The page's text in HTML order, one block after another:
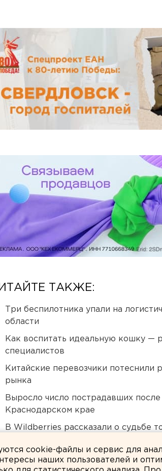
ТАКЖЕ:
Три беспилотника упали на
области
Как воспитать идеальную кошку —
специалистов
Китайские перевозчики потеснили
рынка
Выросло число пострадавших
Краснодарском крае
В Wildberries рассказали о судьбе
cookie-файлы и сервис для
наших пользователей и